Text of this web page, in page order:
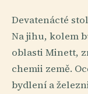
Devatenácté
Na jihu, kolem
oblasti Minett,
chemii země.
bydlení a